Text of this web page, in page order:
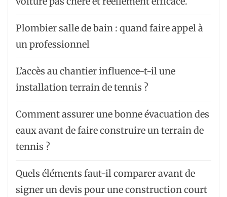
Plombier salle de bain : quand faire appel à
un professionnel
L’accès au chantier influence-t-il une
installation terrain de tennis ?
Comment assurer une bonne évacuation des
eaux avant de faire construire un terrain de
tennis ?
Quels éléments faut-il comparer avant de
signer un devis pour une construction court